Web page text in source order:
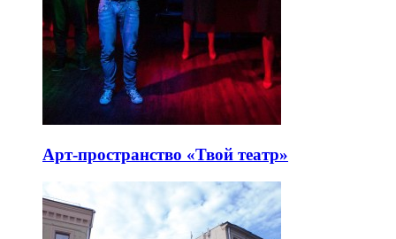
Арт-пространство «Твой театр»